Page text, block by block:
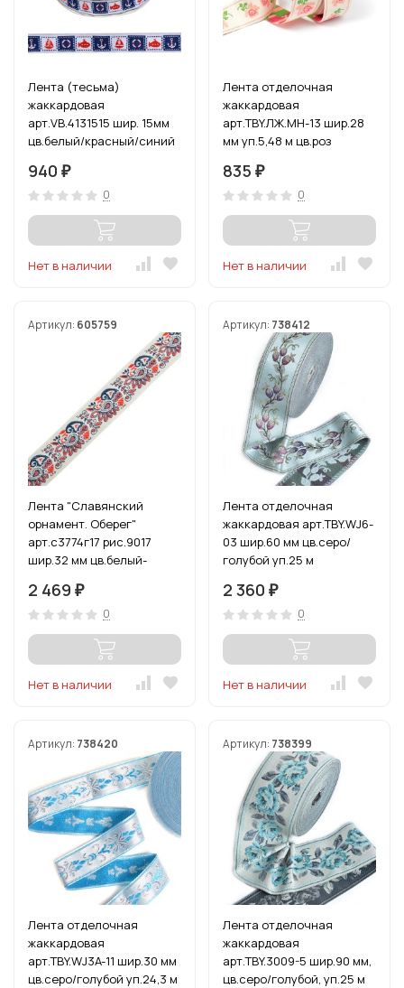
Лента (тесьма)
жаккардовая
арт.VB.4131515 шир. 15мм
цв.белый/красный/синий
940 ₽
0
Нет в наличии
Лента отделочная
жаккардовая
арт.TBY.ЛЖ.MH-13 шир.28
мм уп.5,48 м цв.роз
835 ₽
0
Нет в наличии
Артикул: 605759
Лента "Славянский
орнамент. Оберег"
арт.с3774г17 рис.9017
шир.32 мм цв.белый-
2 469 ₽
0
Нет в наличии
Артикул: 738412
Лента отделочная
жаккардовая арт.TBY.WJ6-
03 шир.60 мм цв.серо/
голубой уп.25 м
2 360 ₽
0
Нет в наличии
Артикул: 738420
Лента отделочная
жаккардовая
арт.TBY.WJ3A-11 шир.30 мм
цв.серо/голубой уп.24,3 м
Артикул: 738399
Лента отделочная
жаккардовая
арт.TBY.3009-5 шир.90 мм,
цв.серо/голубой, уп.25 м